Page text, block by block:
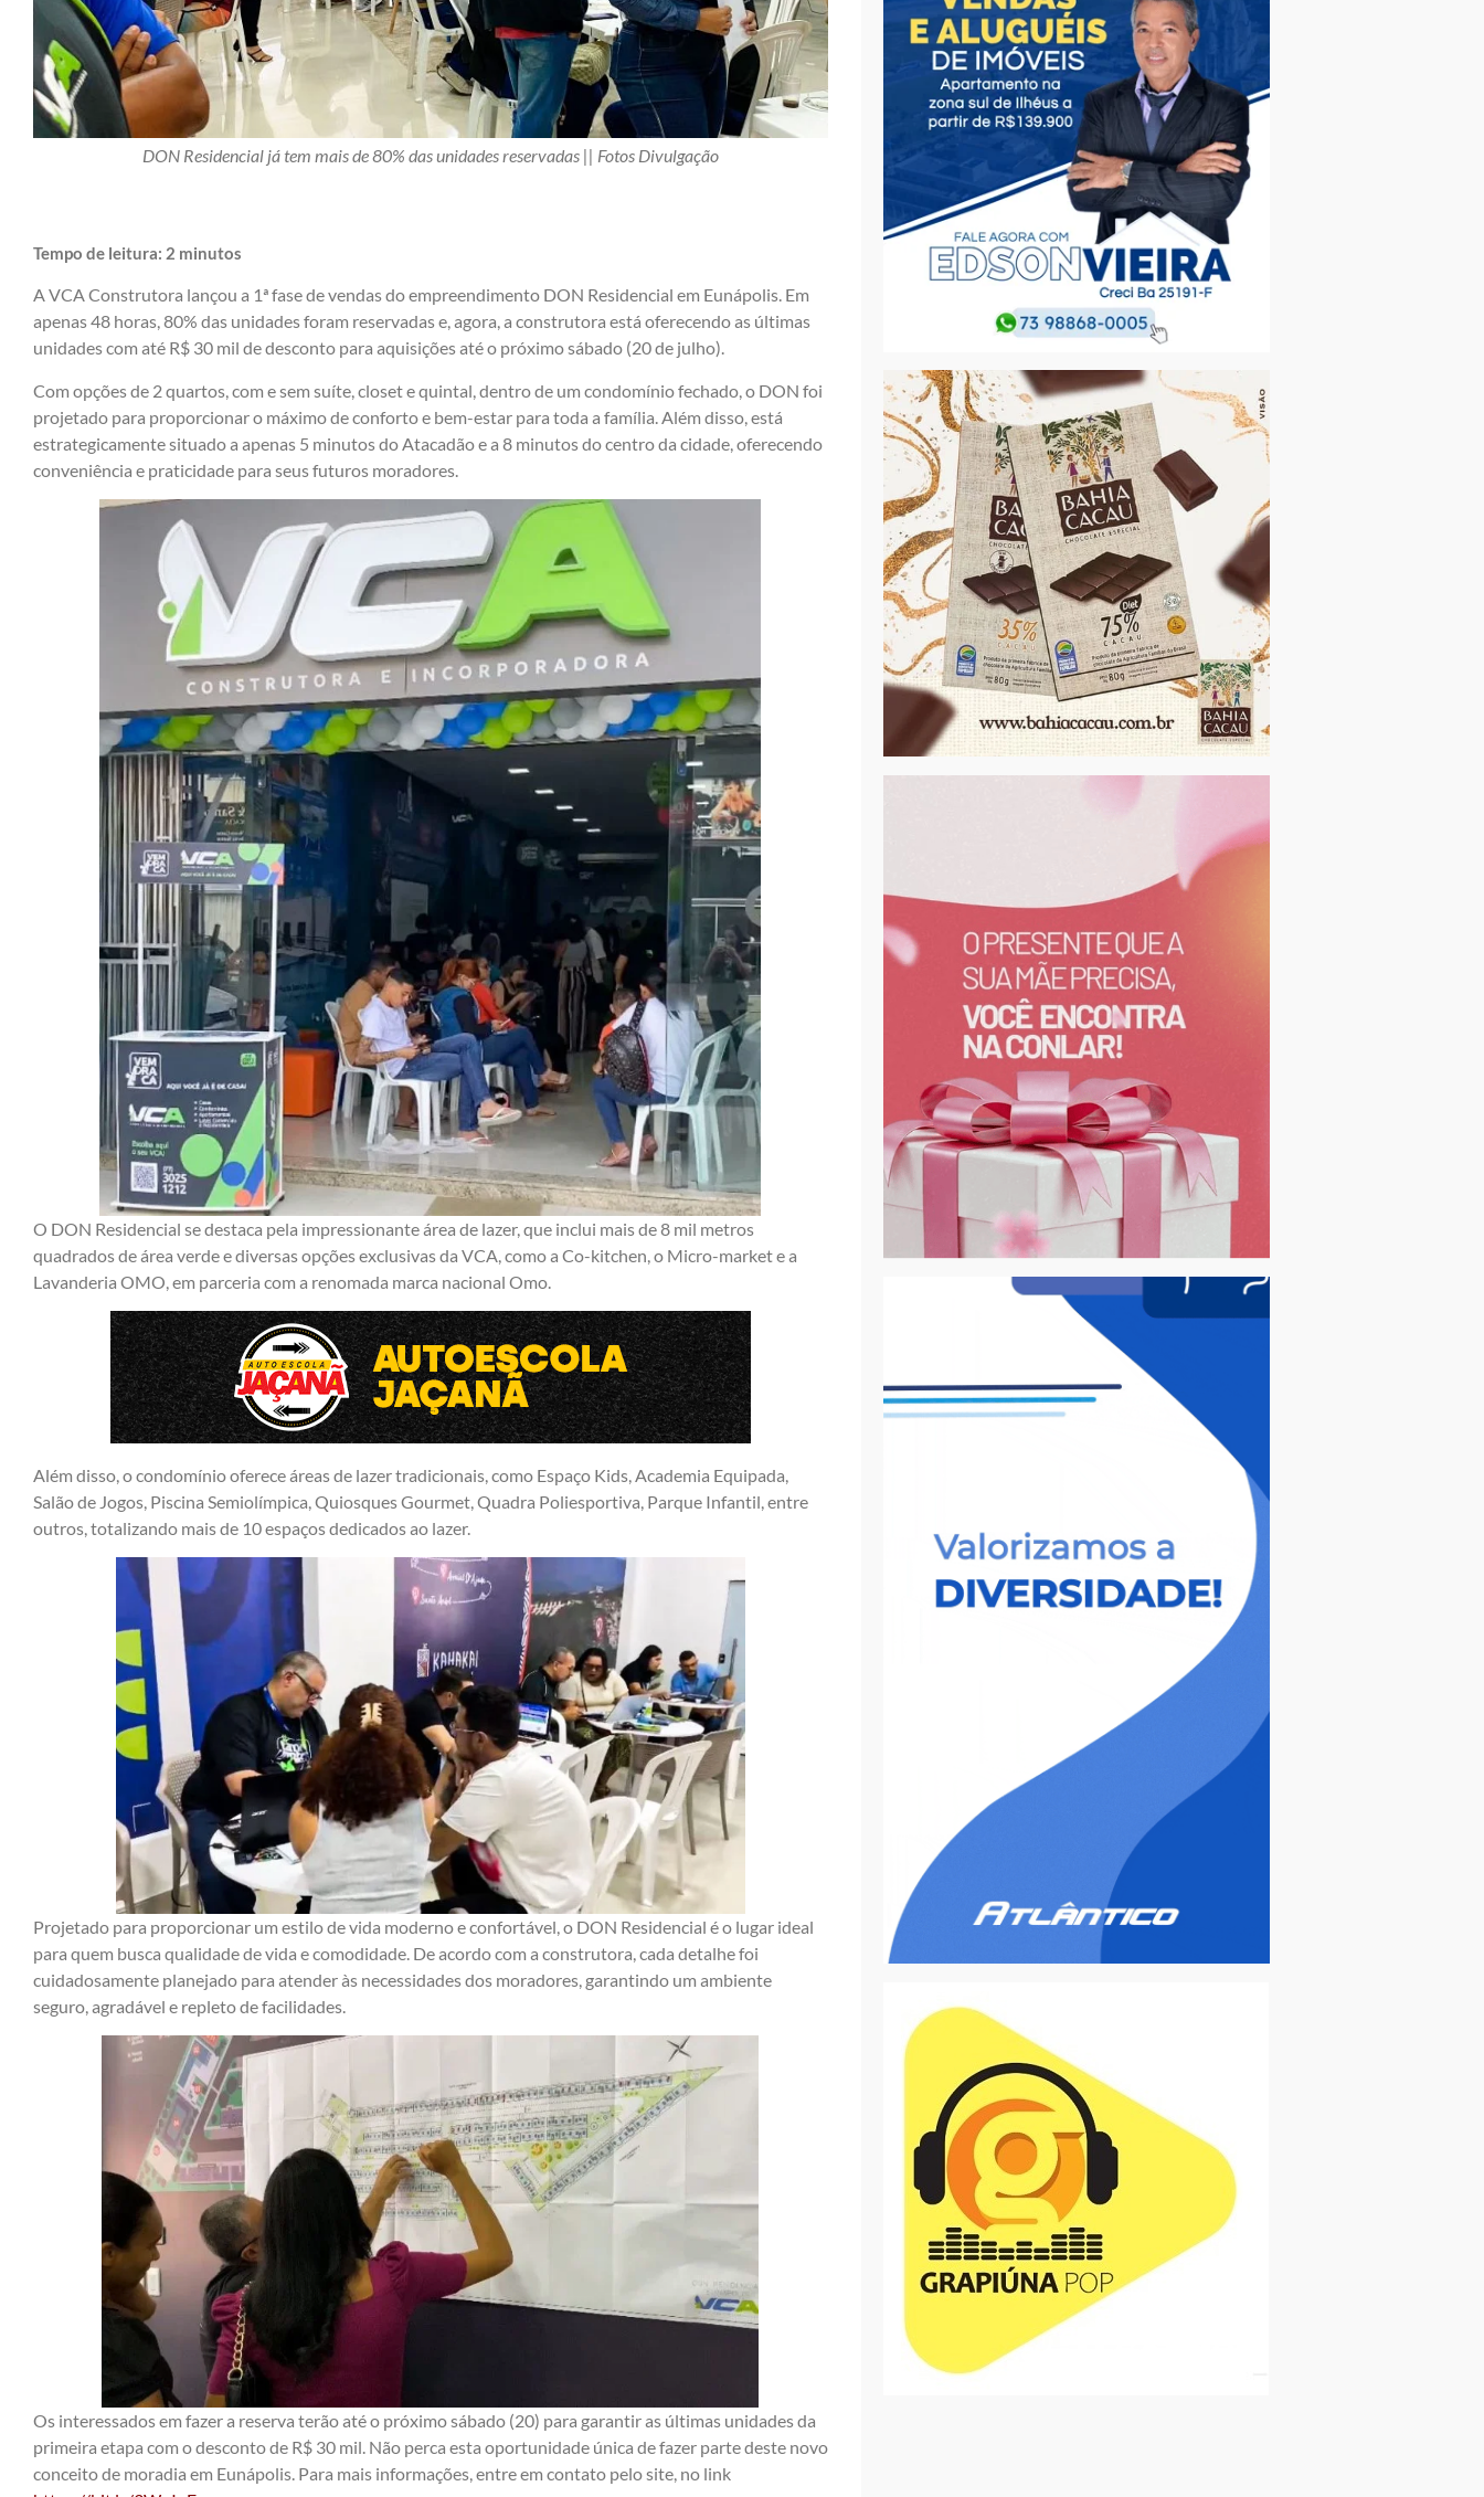
DON Residencial já tem mais de 80% das unidades reservadas || Fotos Divulgação
Tempo de leitura: 2 minutos
A VCA Construtora lançou a 1ª fase de vendas do empreendimento DON Residencial em Eunápolis. Em
apenas 48 horas, 80% das unidades foram reservadas e, agora, a construtora está oferecendo as últimas
unidades com até R$ 30 mil de desconto para aquisições até o próximo sábado (20 de julho).
Com opções de 2 quartos, com e sem suíte, closet e quintal, dentro de um condomínio fechado, o DON foi
projetado para proporcionar o máximo de conforto e bem-estar para toda a família. Além disso, está
estrategicamente situado a apenas 5 minutos do Atacadão e a 8 minutos do centro da cidade, oferecendo
conveniência e praticidade para seus futuros moradores.
O DON Residencial se destaca pela impressionante área de lazer, que inclui mais de 8 mil metros
quadrados de área verde e diversas opções exclusivas da VCA, como a Co-kitchen, o Micro-market e a
Lavanderia OMO, em parceria com a renomada marca nacional Omo.
Além disso, o condomínio oferece áreas de lazer tradicionais, como Espaço Kids, Academia Equipada,
Salão de Jogos, Piscina Semiolímpica, Quiosques Gourmet, Quadra Poliesportiva, Parque Infantil, entre
outros, totalizando mais de 10 espaços dedicados ao lazer.
Projetado para proporcionar um estilo de vida moderno e confortável, o DON Residencial é o lugar ideal
para quem busca qualidade de vida e comodidade. De acordo com a construtora, cada detalhe foi
cuidadosamente planejado para atender às necessidades dos moradores, garantindo um ambiente
seguro, agradável e repleto de facilidades.
Os interessados em fazer a reserva terão até o próximo sábado (20) para garantir as últimas unidades da
primeira etapa com o desconto de R$ 30 mil. Não perca esta oportunidade única de fazer parte deste novo
conceito de moradia em Eunápolis. Para mais informações, entre em contato pelo site, no link